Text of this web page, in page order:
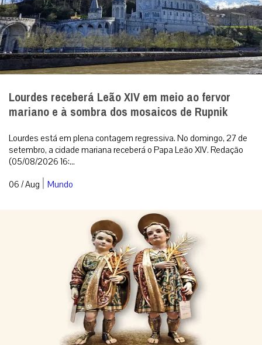
Lourdes receberá Leão XIV em meio ao fervor
mariano e à sombra dos mosaicos de Rupnik
Lourdes está em plena contagem regressiva. No domingo, 27 de
setembro, a cidade mariana receberá o Papa Leão XIV. Redação
(05/08/2026 16:...
06 / Aug | Mundo